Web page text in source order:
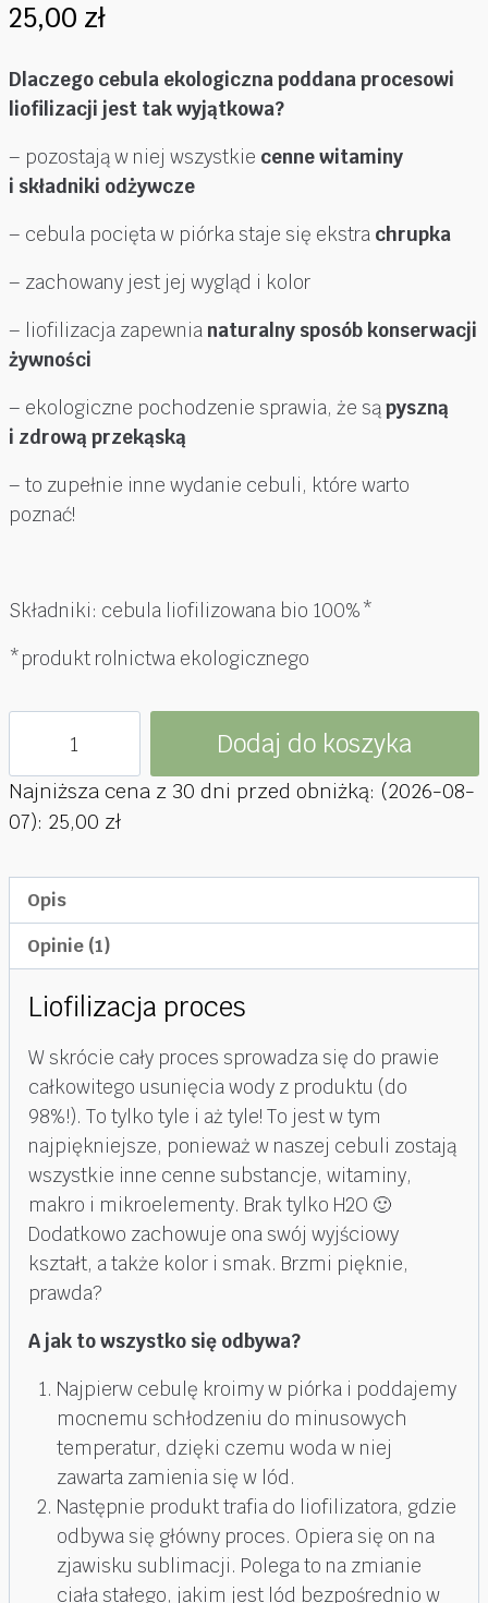
na
podstawie
klienta
25,00 zł
Dlaczego cebula ekologiczna poddana procesowi
liofilizacji jest tak wyjątkowa?
– pozostają w niej wszystkie cenne witaminy
i składniki odżywcze
– cebula pocięta w piórka staje się ekstra chrupka
– zachowany jest jej wygląd i kolor
– liofilizacja zapewnia naturalny sposób konserwacji
żywności
– ekologiczne pochodzenie sprawia, że sąpyszną
i zdrową przekąską
– to zupełnie inne wydanie cebuli, które warto
poznać!
Składniki: cebula liofilizowana bio 100%*
*produkt rolnictwa ekologicznego
Cebula
liofilizowana
EKO
Dodaj do koszyka
Najniższa cena z 30 dni przed obniżką: (2026-08-
07): 25,00 zł
Opis
Opinie (1)
Liofilizacja proces
W skrócie cały proces sprowadza się do prawie
całkowitego usunięcia wody z produktu (do
98%!). To tylko tyle i aż tyle! To jest w tym
najpiękniejsze, ponieważ w naszej cebuli zostają
wszystkie inne cenne substancje, witaminy,
makro i mikroelementy. Brak tylko H2O 🙂
Dodatkowo zachowuje ona swój wyjściowy
kształt, a także kolor i smak. Brzmi pięknie,
prawda?
A jak to wszystko się odbywa?
Najpierw cebulę kroimy w piórka i poddajemy
mocnemu schłodzeniu do minusowych
temperatur, dzięki czemu woda w niej
zawarta zamienia się w lód.
Następnie produkt trafia do liofilizatora, gdzie
odbywa się główny proces. Opiera się on na
zjawisku sublimacji. Polega to na zmianie
ciała stałego, jakim jest lód bezpośrednio w